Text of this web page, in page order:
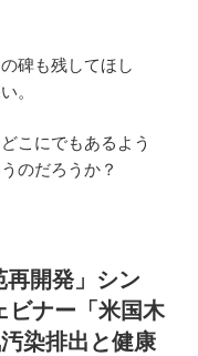
碑も残してほし
。
こにでもあるよう
のだろうか？
開発」シン
ビナー「米国木
染排出と健康